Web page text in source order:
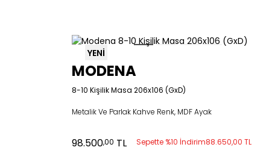
YENİ
MODENA
8-10 Kişilik Masa 206x106 (GxD)
Metalik Ve Parlak Kahve Renk, MDF Ayak
98.500,00 TL Sepette %10 İndirim88.650,00 TL